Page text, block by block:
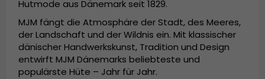
Hutmode aus Dänemark seit 1829.
MJM fängt die Atmosphäre der Stadt, des Meeres,
der Landschaft und der Wildnis ein. Mit klassischer
dänischer Handwerkskunst, Tradition und Design
entwirft MJM Dänemarks beliebteste und
populärste Hüte – Jahr für Jahr.